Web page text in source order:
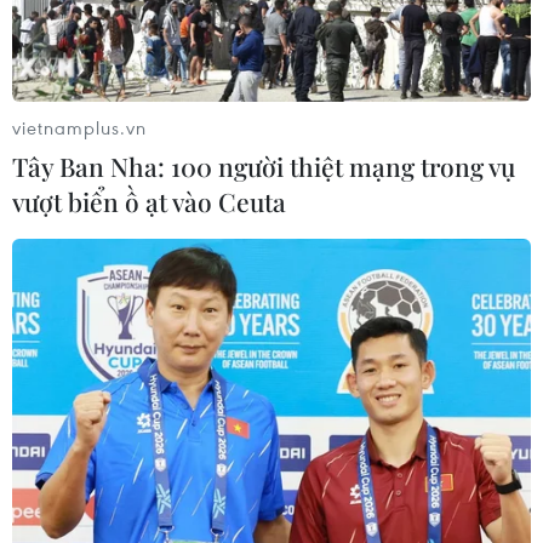
Rà phá bom mìn, tạo sinh kế cho người
dân ở tuyến biên giới phía Bắc
24/07/2023 08:27
Sau hơn 4 tháng, các đơn vị triển khai dự án rà phá
bom mìn vật nổ sau chiến tranh tại Hà Giang làm sạch
khoảng 400ha đất, thu gom an toàn hàng chục ngàn
bom đạn, vật nổ các loại.
vietnamplus.vn
Tây Ban Nha: 100 người thiệt mạng trong vụ
vượt biển ồ ạt vào Ceuta